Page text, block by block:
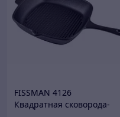
FISSMAN 4126
Квадратная сковорода-